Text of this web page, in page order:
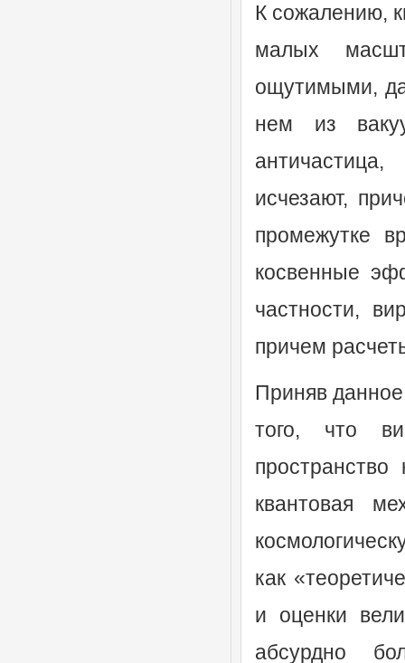
К сожалению,
малых
ощутимыми,
нем из
исчезают,
промежутке
косвенные
частности,
причем
Приняв
того, что
квантовая
как
и оценки
абсурдно